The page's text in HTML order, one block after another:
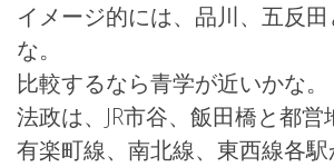
イメージ的には、品川、五反
な。
比較するなら青学が近いかな。
法政は、JR市谷、飯田橋と都営
有楽町線、南北線、東西線各